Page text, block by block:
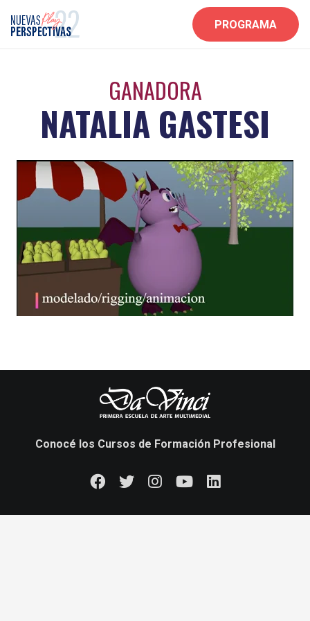
PROGRAMA
GANADORA
NATALIA GASTESI
Conocé los Cursos de Formación Profesional